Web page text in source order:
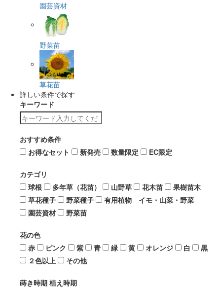
園芸資材
野菜苗
草花苗
詳しい条件で探す
キーワード
おすすめ条件
お得なセット
新発売 数量限定 EC限定
カテゴリ
球根
多年草（花苗） 山野草 花木苗
果樹苗木
草花種子
野菜種子
有用植物 イモ・山菜・野菜
園芸資材
野菜苗
花の色
赤
ピンク 紫 青 緑 黄 オレンジ 白
黒
２色以上
その他
蒔き時期 植え時期